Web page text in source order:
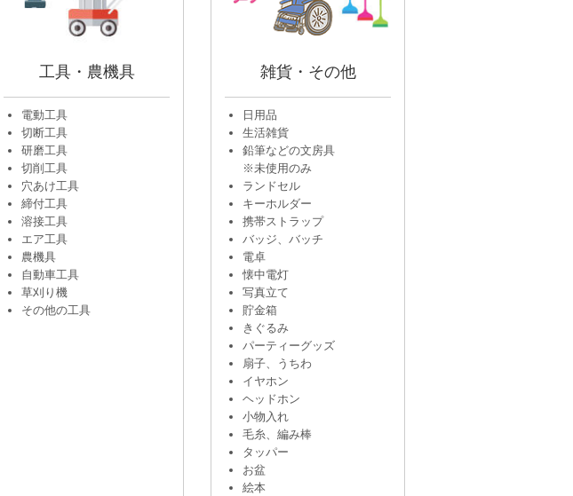
工具・農機具
電動工具
切断工具
研磨工具
切削工具
穴あけ工具
締付工具
溶接工具
エア工具
農機具
自動車工具
草刈り機
その他の工具
雑貨・その他
日用品
生活雑貨
鉛筆などの文房具
※未使用のみ
ランドセル
キーホルダー
携帯ストラップ
バッジ、バッチ
電卓
懐中電灯
写真立て
貯金箱
きぐるみ
パーティーグッズ
扇子、うちわ
イヤホン
ヘッドホン
小物入れ
毛糸、編み棒
タッパー
お盆
絵本